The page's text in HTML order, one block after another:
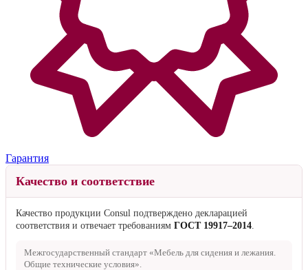
Гарантия
Качество и соответствие
Качество продукции Consul подтверждено декларацией
соответствия и отвечает требованиям ГОСТ 19917–2014
Межгосударственный стандарт «Мебель для сидения и лежания.
Общие технические условия».